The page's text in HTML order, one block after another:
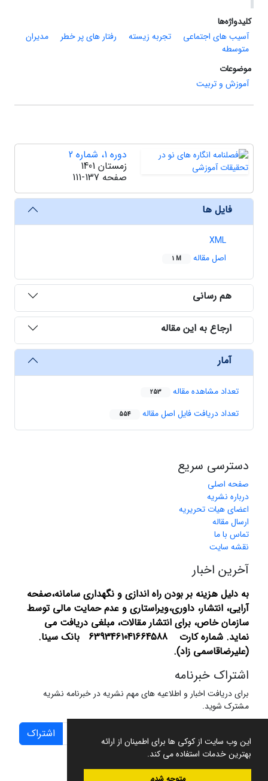
این وب سایت از کوکی ها برای اطمینان از ارائه
بهترین خدمات استفاده می کند.
کلیدواژه‌ها
آسیب های اجتماعی
تجربه زیسته رفتار های پر خطر
مدیران
متوسطه
موضوعات
آموزش و تربیت
دوره 1، شماره 2
زمستان 1401
صفحه 111-137
فایل ها
XML
اصل مقاله
1 M
هم رسانی
ارجاع به این مقاله
آمار
تعداد مشاهده مقاله 253
تعداد دریافت فایل اصل مقاله 554
دسترسی سریع
صفحه اصلی
درباره نشریه
اعضای هیات تحریریه
ارسال مقاله
تماس با ما
نقشه سایت
آخرین اخبار
به دلیل هزینه بر بودن راه اندازی و نگهداری سامانه،صفحه
آرایی، انتشار، داوری،ویراستاری و عدم حمایت مالی توسط
سازمان خاص، برای انتشار مقالات، مبلغی دریافت می
نماید.
شماره کارت 6393461041664588 بانک سینا.
(علیرضاقاسمی زاد).
اشتراک خبرنامه
برای دریافت اخبار و اطلاعیه های مهم نشریه در خبرنامه نشریه
مشترک شوید.
اشتراک